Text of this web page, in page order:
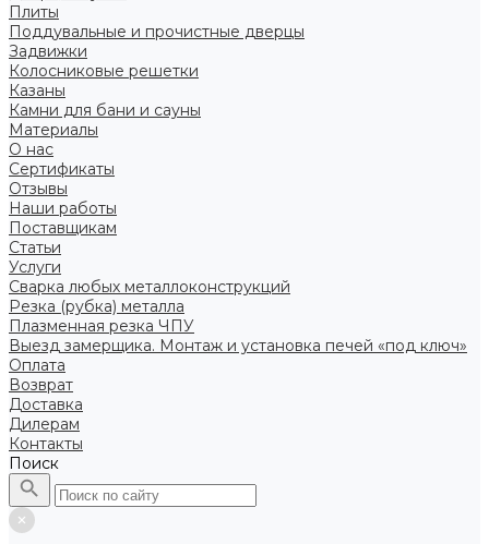
Плиты
Поддувальные и прочистные дверцы
Задвижки
Колосниковые решетки
Казаны
Камни для бани и сауны
Материалы
О нас
Сертификаты
Отзывы
Наши работы
Поставщикам
Статьи
Услуги
Сварка любых металлоконструкций
Резка (рубка) металла
Плазменная резка ЧПУ
Выезд замерщика. Монтаж и установка печей «под ключ»
Оплата
Возврат
Доставка
Дилерам
Контакты
Поиск